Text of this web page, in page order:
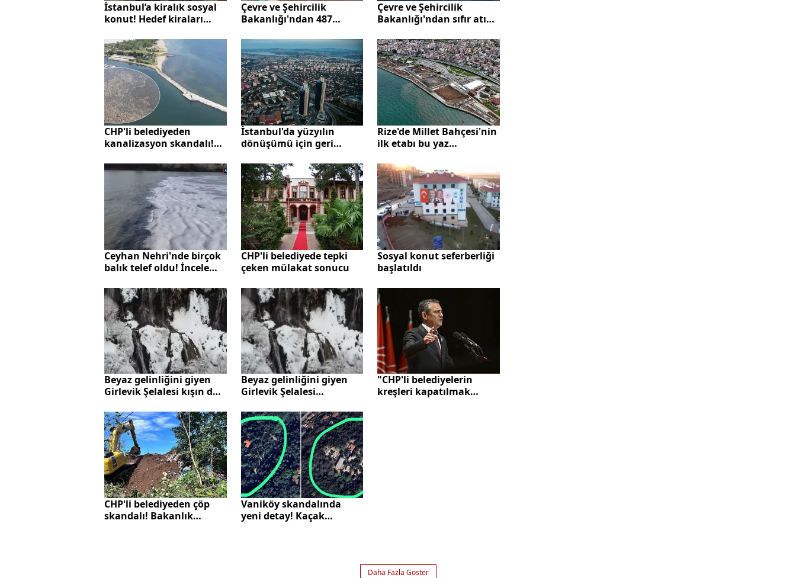
İstanbul’a kiralık sosyal
konut! Hedef kiraları
Çevre ve Şehircilik
Bakanlığı'ndan 487
yatırımı
Çevre ve Şehircilik
Bakanlığı'ndan sıfır atık
liralık dev yatırım
CHP'li belediyeden
kanalizasyon skandalı!
bakanlık harekete geçti:
4 milyon TL ceza
İstanbul'da yüzyılın
dönüşümü için geri
hazırlığı
Rize'de Millet Bahçesi'nin
ilk etabı bu yaz
Ceyhan Nehri'nde birçok
balık telef oldu! İnceleme
CHP'li belediyede tepki
çeken mülakat sonucu
Sosyal konut seferberliği
başlatıldı
Beyaz gelinliğini giyen
Girlevik Şelalesi kışın da
Beyaz gelinliğini giyen
Girlevik Şelalesi
"CHP'li belediyelerin
kreşleri kapatılmak
CHP'li belediyeden çöp
skandalı! Bakanlık
Vaniköy skandalında
yeni detay! Kaçak
Daha Fazla Göster